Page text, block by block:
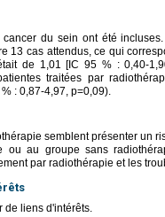
du sein ont été
13 cas attendus, ce qui
de 1,01 [IC 95 % : 0,40-
traitées par
: 0,87-4,97, p=0,09).
semblent présenter un
au groupe sans
par radiothérapie et les
de liens d'intérêts.